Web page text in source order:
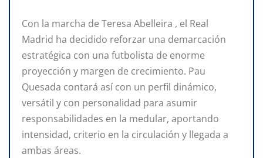
Con la marcha de Teresa Abelleira , el Real
Madrid ha decidido reforzar una demarcación
estratégica con una futbolista de enorme
proyección y margen de crecimiento. Pau
Quesada contará así con un perfil dinámico,
versátil y con personalidad para asumir
responsabilidades en la medular, aportando
intensidad, criterio en la circulación y llegada a
ambas áreas.